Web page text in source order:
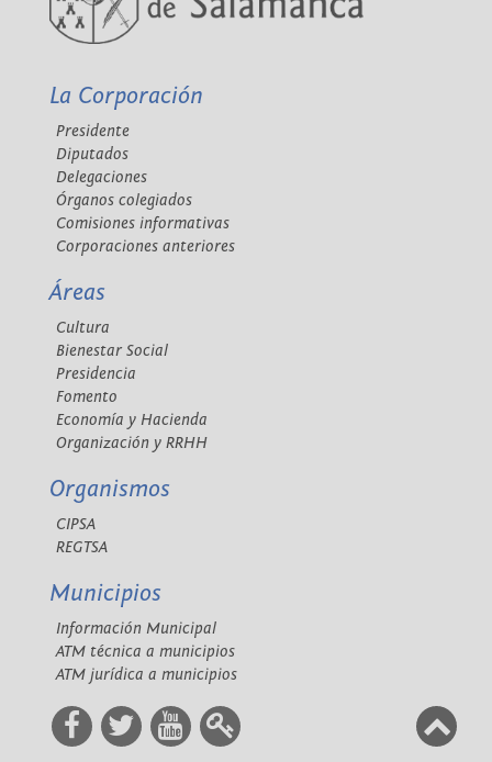
La Corporación
Presidente
Diputados
Delegaciones
Órganos colegiados
Comisiones informativas
Corporaciones anteriores
Áreas
Cultura
Bienestar Social
Presidencia
Fomento
Economía y Hacienda
Organización y RRHH
Organismos
CIPSA
REGTSA
Municipios
Información Municipal
ATM técnica a municipios
ATM jurídica a municipios